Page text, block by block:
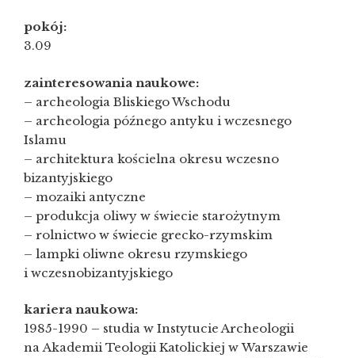
pokój:
3.09
zainteresowania naukowe:
– archeologia Bliskiego Wschodu
– archeologia późnego antyku i wczesnego
Islamu
– architektura kościelna okresu wczesno
bizantyjskiego
– mozaiki antyczne
– produkcja oliwy w świecie starożytnym
– rolnictwo w świecie grecko-rzymskim
– lampki oliwne okresu rzymskiego
i wczesnobizantyjskiego
kariera naukowa:
1985-1990 – studia w Instytucie Archeologii
na Akademii Teologii Katolickiej w Warszawie